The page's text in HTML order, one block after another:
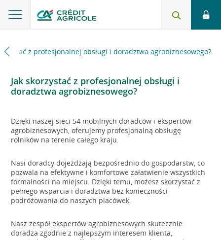
z profesjonalnej obsługi i doradztwa agrobiznesowego?
Jak skorzystać z profesjonalnej obsługi i
doradztwa agrobiznesowego?
Dzięki naszej sieci 54 mobilnych doradców i ekspertów
agrobiznesowych, oferujemy profesjonalną obsługę
rolników na terenie całego kraju.
Nasi doradcy dojeżdżają bezpośrednio do gospodarstw, co
pozwala na efektywne i komfortowe załatwienie wszystkich
formalności na miejscu. Dzięki temu, możesz skorzystać z
pełnego wsparcia i doradztwa bez konieczności
podróżowania do naszych placówek.
Nasz zespół ekspertów agrobiznesowych skutecznie
doradza zgodnie z najlepszym interesem klienta,